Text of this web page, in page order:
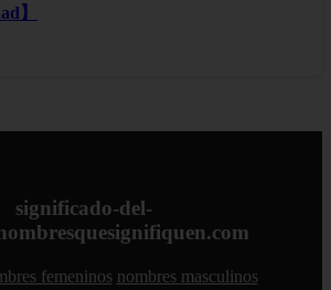
】
significado-del-
femeninos nombres masculinos